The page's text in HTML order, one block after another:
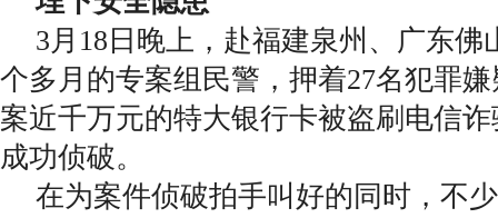
3月18日晚上，赴福建泉州、广东佛
个多月的专案组民警，押着27名犯罪
案近千万元的特大银行卡被盗刷电信
成功侦破。
在为案件侦破拍手叫好的同时，不